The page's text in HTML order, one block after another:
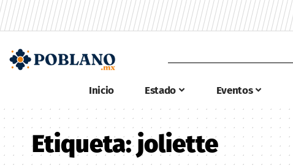
Inicio Estado Eventos
Etiqueta:joliette